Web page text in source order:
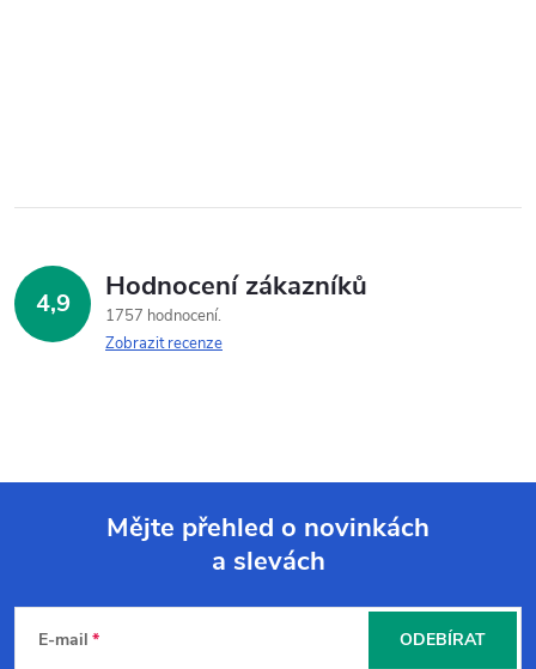
4,9 Hodnocení zákazníků
1757 hodnocení
Zobrazit recenze
Mějte přehled o novinkách
a slevách
E-mail ODEBÍRAT